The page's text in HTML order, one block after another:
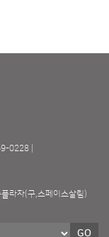
0228
라자(구,스페이스살림)
GO